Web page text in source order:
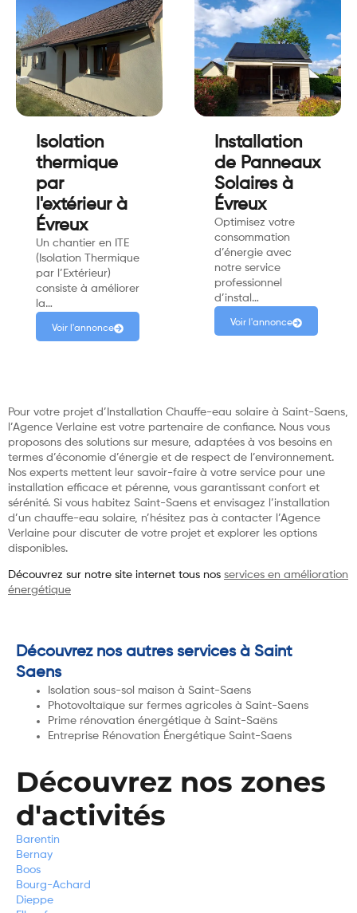
Isolation
thermique
par
l'extérieur à
Évreux
Un chantier en ITE
(Isolation Thermique
par l’Extérieur)
consiste à améliorer
la…
Voir l'annonce
Installation
de Panneaux
Solaires à
Évreux
Optimisez votre
consommation
d’énergie avec
notre service
professionnel
d’instal…
Voir l'annonce
Pour votre projet d’Installation Chauffe-eau solaire à Saint-Saens,
l’Agence Verlaine est votre partenaire de confiance. Nous vous
proposons des solutions sur mesure, adaptées à vos besoins en
termes d’économie d’énergie et de respect de l’environnement.
Nos experts mettent leur savoir-faire à votre service pour une
installation efficace et pérenne, vous garantissant confort et
sérénité. Si vous habitez Saint-Saens et envisagez l’installation
d’un chauffe-eau solaire, n’hésitez pas à contacter l’Agence
Verlaine pour discuter de votre projet et explorer les options
disponibles.
Découvrez sur notre site internet tous nos services en amélioration
énergétique
Découvrez nos autres services à Saint
Saens
Isolation sous-sol maison à Saint-Saens
Photovoltaïque sur fermes agricoles à Saint-Saens
Prime rénovation énergétique à Saint-Saëns
Entreprise Rénovation Énergétique Saint-Saens
Découvrez nos zones
d'activités
Barentin
Bernay
Boos
Bourg-Achard
Dieppe